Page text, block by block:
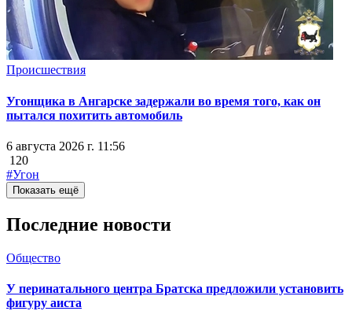
Происшествия
Угонщика в Ангарске задержали во время того, как он
пытался похитить автомобиль
6 августа 2026 г. 11:56
120
#Угон
Показать ещё
Последние новости
Общество
У перинатального центра Братска предложили установить
фигуру аиста